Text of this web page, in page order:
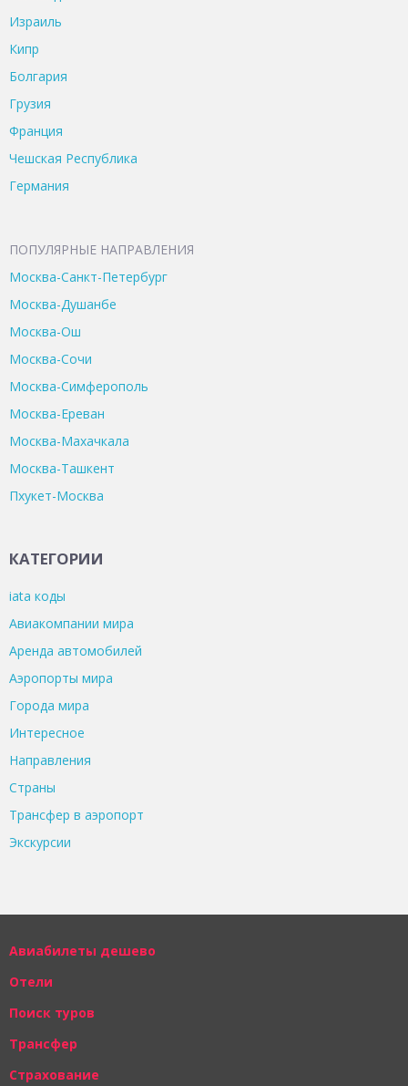
Израиль
Кипр
Болгария
Грузия
Франция
Чешская Республика
Германия
ПОПУЛЯРНЫЕ НАПРАВЛЕНИЯ
Москва-Санкт-Петербург
Москва-Душанбе
Москва-Ош
Москва-Сочи
Москва-Симферополь
Москва-Ереван
Москва-Махачкала
Москва-Ташкент
Пхукет-Москва
КАТЕГОРИИ
iata коды
Авиакомпании мира
Аренда автомобилей
Аэропорты мира
Города мира
Интересное
Направления
Страны
Трансфер в аэропорт
Экскурсии
Авиабилеты дешево
Отели
Поиск туров
Трансфер
Страхование